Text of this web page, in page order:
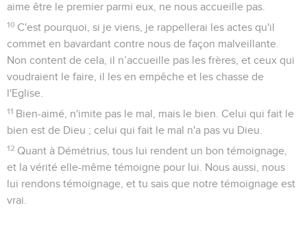
aime être le premier parmi eux, ne nous accueille pas.
10 C'est pourquoi, si je viens, je rappellerai les actes qu'il
commet en bavardant contre nous de façon malveillante.
Non content de cela, il n’accueille pas les frères, et ceux qui
voudraient le faire, il les en empêche et les chasse de
l'Eglise.
11 Bien-aimé, n'imite pas le mal, mais le bien. Celui qui fait le
bien est de Dieu ; celui qui fait le mal n'a pas vu Dieu.
12 Quant à Démétrius, tous lui rendent un bon témoignage,
et la vérité elle-même témoigne pour lui. Nous aussi, nous
lui rendons témoignage, et tu sais que notre témoignage est
vrai.